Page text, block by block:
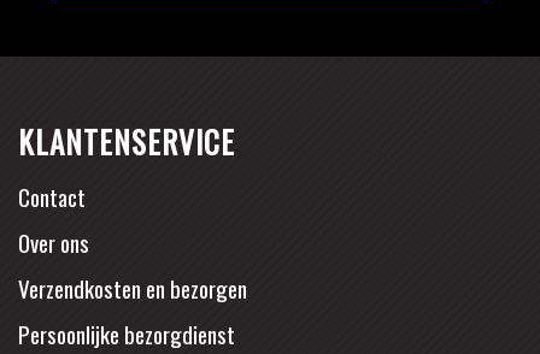
KLANTENSERVICE
Contact
Over ons
Verzendkosten en bezorgen
Persoonlijke bezorgdienst